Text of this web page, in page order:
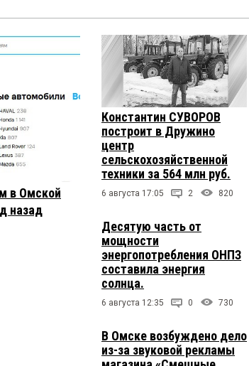
в Омской
назад
Константин СУВОРОВ
построит в Дружино
центр
сельскохозяйственной
техники за 564 млн руб.
6 августа 17:05 2 820
Десятую часть от
мощности
энергопотребления ОНПЗ
составила энергия
солнца.
6 августа 12:35 0 730
В Омске возбуждено дело
из-за звуковой рекламы